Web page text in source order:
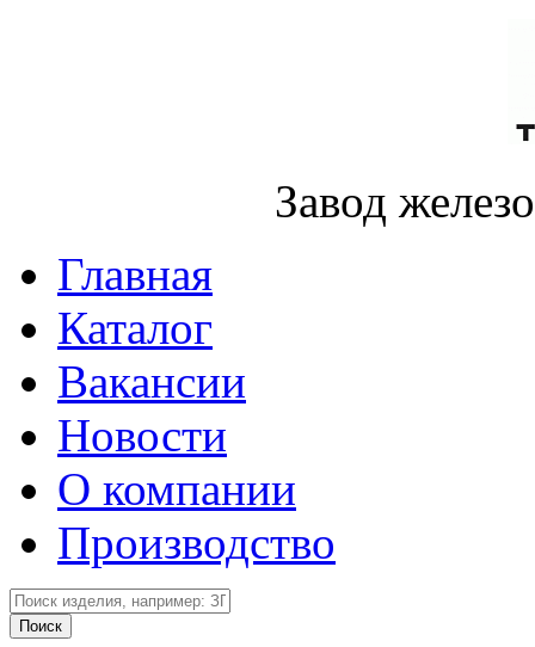
Завод
Главная
Каталог
Вакансии
Новости
О компании
Производство